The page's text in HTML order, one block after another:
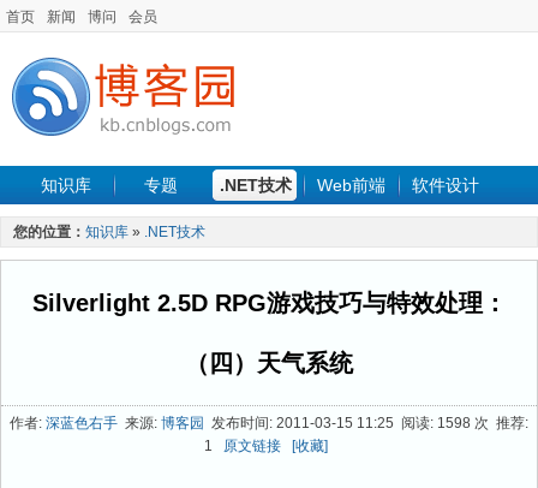
首页 新闻 博问 会员
知识库 专题 .NET技术 Web前端 软件设计
手机开发 软件工程
最新文章
您的位置： 知识库 » .NET技术
Silverlight 2.5D RPG游戏技巧与特效处理：
（四）天气系统
作者: 深蓝色右手 来源: 博客园 发布时间: 2011-03-15 11:25 阅读: 1598 次 推荐:
1
原文链接 [收藏]